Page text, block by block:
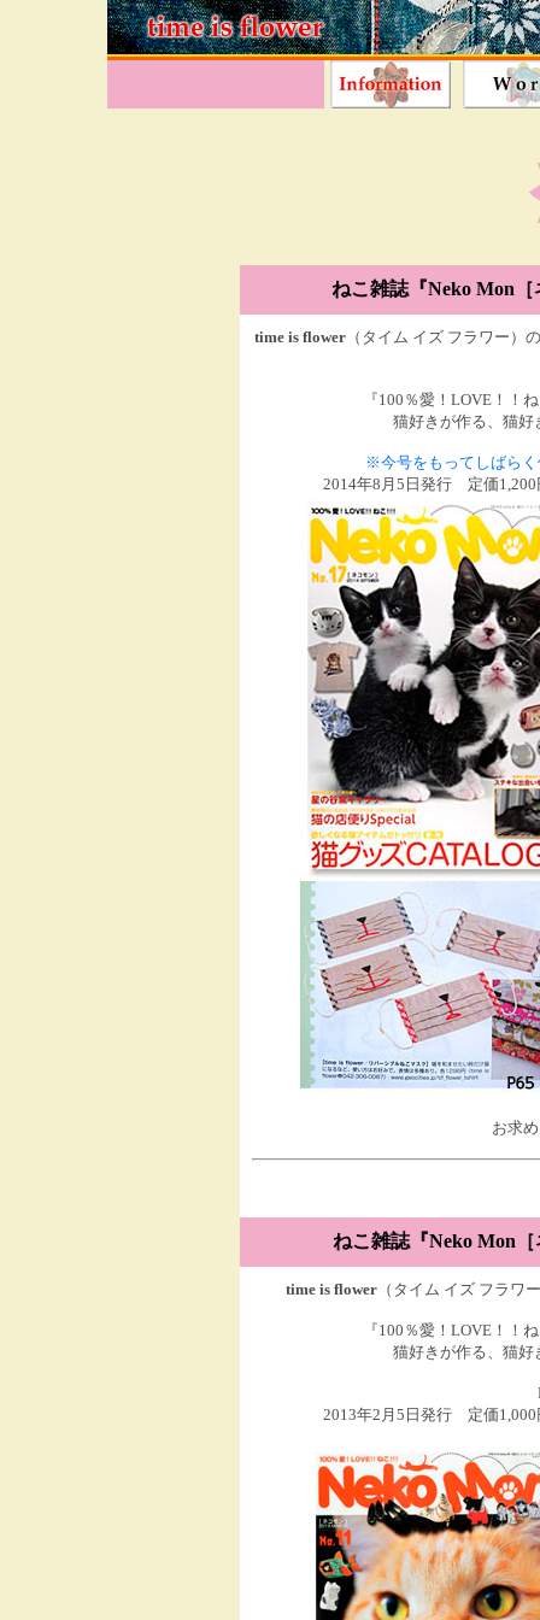
ねこ雑誌 『Neko Mon
time is flower （タイム イズ フラワー）の
『100％愛！LOVE！！
猫好きが作る、猫好
※今号をもってしばら
2014年8月5日発行 定価
お求
ねこ雑誌『Neko Mon
time is flower （タイム イズ フラワ
『100％愛！LOVE！！
猫好きが作る、猫好
2013年2月5日発行 定価